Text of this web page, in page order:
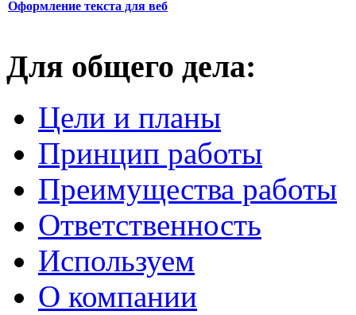
Оформление текста для веб
Для общего дела:
Цели и планы
Принцип работы
Преимущества работы
Ответственность
Используем
О компании